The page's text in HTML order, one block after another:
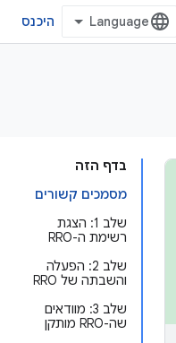
היכנס
בדף הזה
מסמכים קשורים
שלב 1: הצגת
רשימת ה-RRO
שלב 2: הפעלה
והשבתה של RRO
שלב 3: מוודאים
שה-RRO מותקן